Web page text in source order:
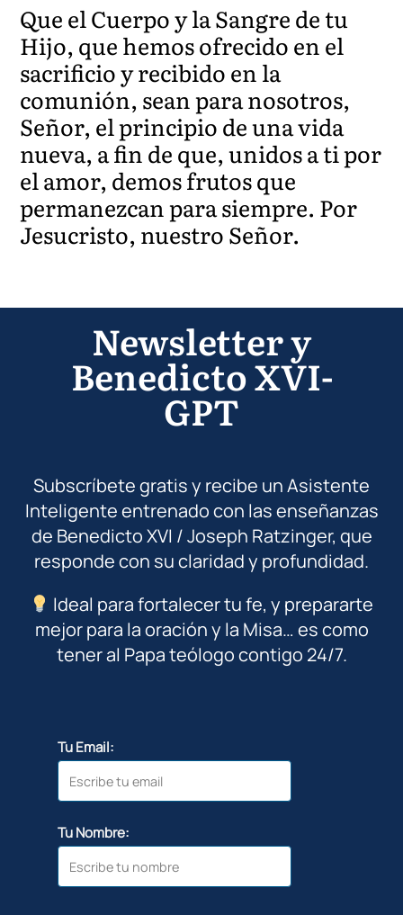
Que el Cuerpo y la Sangre de tu
Hijo, que hemos ofrecido en el
sacrificio y recibido en la
comunión, sean para nosotros,
Señor, el principio de una vida
nueva, a fin de que, unidos a ti por
el amor, demos frutos que
permanezcan para siempre. Por
Jesucristo, nuestro Señor.
Newsletter y
Benedicto XVI-
GPT
Subscríbete gratis y recibe un Asistente
Inteligente entrenado con las enseñanzas
de Benedicto XVI / Joseph Ratzinger, que
responde con su claridad y profundidad.
Ideal para fortalecer tu fe, y prepararte
mejor para la oración y la Misa… es como
tener al Papa teólogo contigo 24/7.
Tu Email:
Tu Nombre: